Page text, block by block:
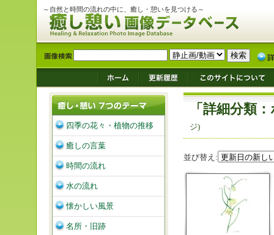
～自然と時間の流れの中に、癒し・憩いを見つける～
「詳細分類
ジ)
並び替え:
四季の花々・植物の推移
癒しの言葉
時間の流れ
水の流れ
懐かしい風景
名所・旧跡